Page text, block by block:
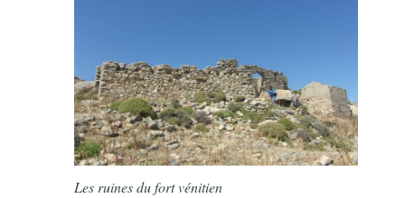
Les ruines du fort vénitien